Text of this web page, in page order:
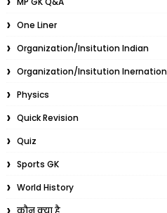
One Liner
Organization/Insitution Indian
Organization/Insitution
Physics
Quick Revision
Quiz
Sports GK
World History
कौन क्या है